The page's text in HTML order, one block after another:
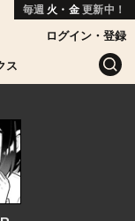
毎週 火・金 更新中！
ス
ログイン・登録